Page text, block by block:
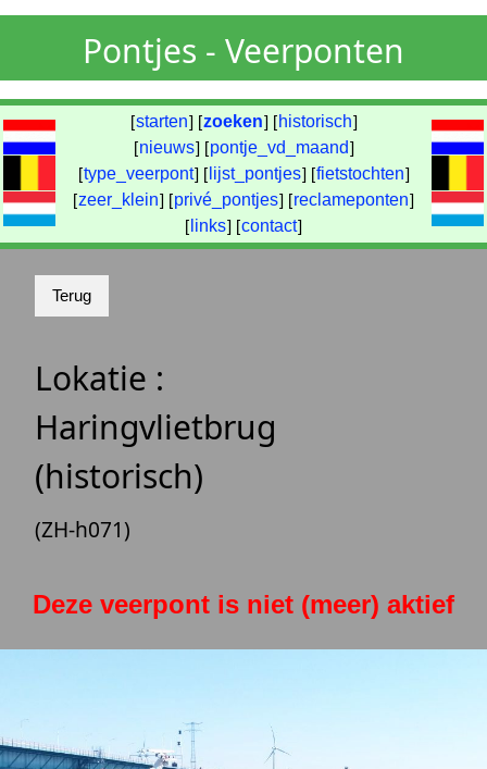
Pontjes - Veerponten
[starten] [zoeken] [ historisch]
[nieuws] [pontje_vd_maand]
[type_veerpont] [ lijst_pontjes] [fietstochten]
[zeer_klein] [privé_pontjes] [reclameponten]
[ links] [contact]
Lokatie :
Haringvlietbrug
(historisch)
(ZH-h071)
Deze veerpont is niet (meer) aktief